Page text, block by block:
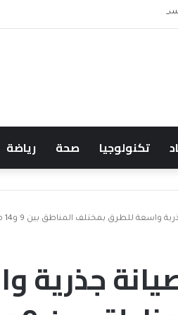
التحالف البحري السعودي يعزز أمن الملاحة
تكنولوجيا صحة رياضة
واسعة للطرق بمختلف المناطق بين 9 و14 مايو
جذرية